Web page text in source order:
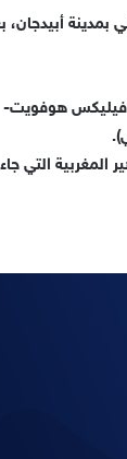
أوفوي بوانيي الدولي بمدينة
فيليكس هوفويت-
المغربية التي